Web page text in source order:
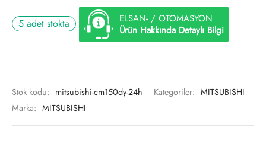
5 adet stokta
ELSAN- / OTOMASYON
Ürün Hakkında Detaylı Bilgi
Stok kodu: mitsubishi-cm150dy-24h Kategoriler: MITSUBISHI
Marka: MITSUBISHI